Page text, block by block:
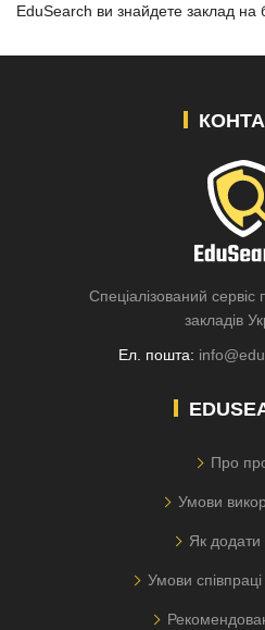
EduSearch ви знайдете заклад на
Спеціалізований
закладів
Ел. пошта:
Про
Умови
Як додати
Умови